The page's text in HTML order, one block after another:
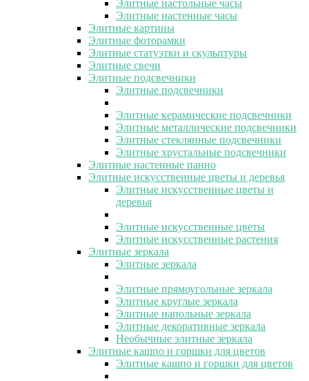
Элитные настольные часы
Элитные настенные часы
Элитные картины
Элитные фоторамки
Элитные статуэтки и скульптуры
Элитные свечи
Элитные подсвечники
Элитные подсвечники
Элитные керамические подсвечники
Элитные металлические подсвечники
Элитные стеклянные подсвечники
Элитные хрустальные подсвечники
Элитные настенные панно
Элитные искусственные цветы и деревья
Элитные искусственные цветы и
деревья
Элитные искусственные цветы
Элитные искусственные растения
Элитные зеркала
Элитные зеркала
Элитные прямоугольные зеркала
Элитные круглые зеркала
Элитные напольные зеркала
Элитные декоративные зеркала
Необычные элитные зеркала
Элитные кашпо и горшки для цветов
Элитные кашпо и горшки для цветов